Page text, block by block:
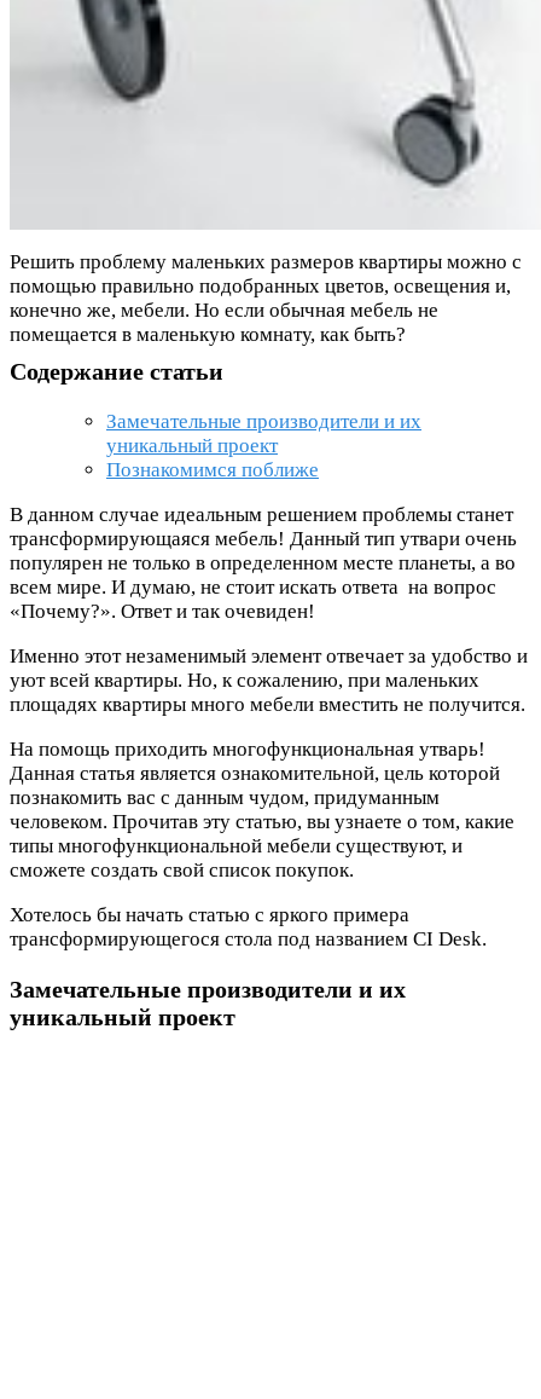
Решить проблему маленьких размеров квартиры можно с
помощью правильно подобранных цветов, освещения и,
конечно же, мебели. Но если обычная мебель не
помещается в маленькую комнату, как быть?
Содержание статьи
Замечательные производители и их
уникальный проект
Познакомимся поближе
В данном случае идеальным решением проблемы станет
трансформирующаяся мебель! Данный тип утвари очень
популярен не только в определенном месте планеты, а во
всем мире. И думаю, не стоит искать ответа на вопрос
«Почему?». Ответ и так очевиден!
Именно этот незаменимый элемент отвечает за удобство и
уют всей квартиры. Но, к сожалению, при маленьких
площадях квартиры много мебели вместить не получится.
На помощь приходить многофункциональная утварь!
Данная статья является ознакомительной, цель которой
познакомить вас с данным чудом, придуманным
человеком. Прочитав эту статью, вы узнаете о том, какие
типы многофункциональной мебели существуют, и
сможете создать свой список покупок.
Хотелось бы начать статью с яркого примера
трансформирующегося стола под названием CI Desk.
Замечательные производители и их
уникальный проект